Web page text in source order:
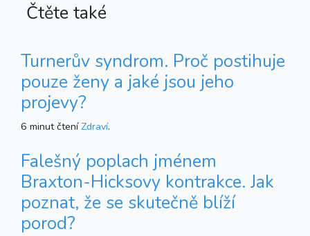
Čtěte také
Turnerův syndrom. Proč postihuje
pouze ženy a jaké jsou jeho
projevy?
6 minut čtení Zdraví.
Falešný poplach jménem
Braxton-Hicksovy kontrakce. Jak
poznat, že se skutečně blíží
porod?